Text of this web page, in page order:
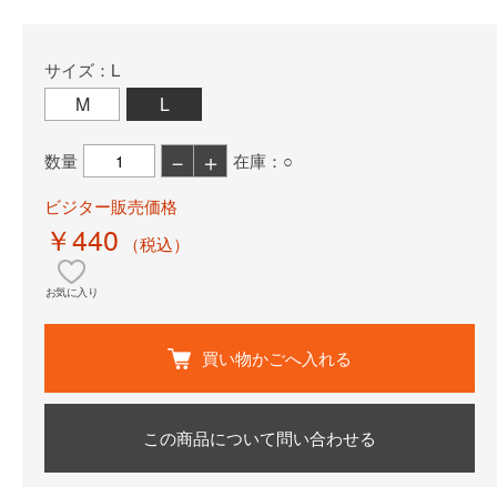
サイズ：L
M L
数量 － ＋
在庫：○
ビジター販売価格
￥440 （税込）
お気に入り
買い物かごへ入れる
この商品について問い合わせる